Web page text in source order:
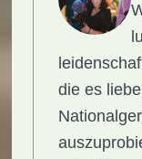
die es